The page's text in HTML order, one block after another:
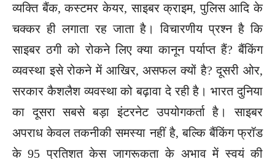
व्यक्ति बैंक, कस्टमर केयर, साइबर क्राइम, पुलिस आदि के
चक्कर ही लगाता रह जाता है। विचारणीय प्रश्न है कि
साइबर ठगी को रोकने लिए क्या कानून पर्याप्त हैं? बैंकिंग
व्यवस्था इसे रोकने में आखिर, असफल क्यों है? दूसरी ओर,
सरकार कैशलैश व्यवस्था को बढ़ावा दे रही है। भारत दुनिया
का दूसरा सबसे बड़ा इंटरनेट उपयोगकर्ता है। साइबर
अपराध केवल तकनीकी समस्या नहीं है, बल्कि बैंकिंग फ्रॉड
के 95 प्रतिशत केस जागरूकता के अभाव में स्वयं की